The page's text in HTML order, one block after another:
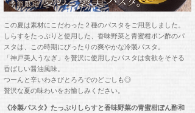
この夏は素材にこだわった２種のパスタをご用意しました。
しらすをたっぷりと使用した、香味野菜と青蜜柑ポン酢のパ
スタは、この時期にぴったりの爽やかな冷製パスタ。
「神戸美人うなぎ」を贅沢に使用したパスタは食欲をそそる
香ばしい醤油風味。
つーんと辛いわさびとろろでのどごしも◎
贅沢な夏の味わいをお愉しみください。
《冷製パスタ》たっぷりしらすと香味野菜の青蜜柑ぽん酢和